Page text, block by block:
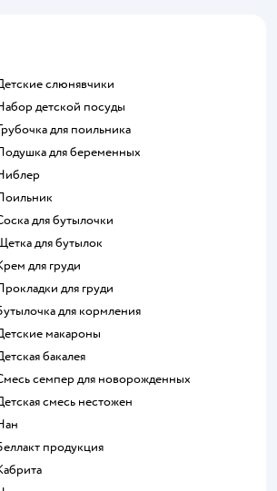
Детские слюнявчики
набор детской посуды
трубочка для поильника
подушка для беременных
ниблер
поильник
соска для бутылочки
щетка для бутылок
крем для груди
прокладки для груди
бутылочка для кормления
детские макароны
детская бакалея
смесь семпер для новорожденных
детская смесь нестожен
нан
беллакт продукция
кабрита